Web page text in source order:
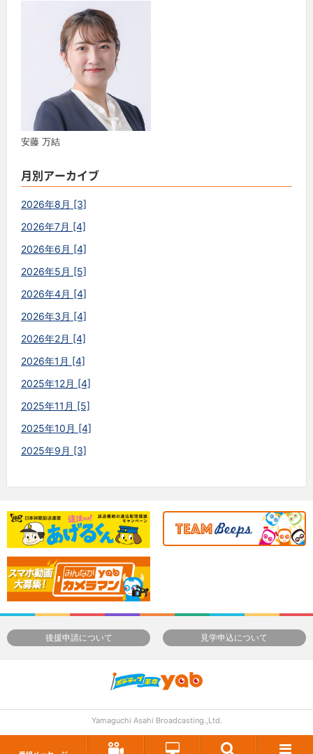
安藤 万結
月別アーカイブ
2026年8月 [3]
2026年7月 [4]
2026年6月 [4]
2026年5月 [5]
2026年4月 [4]
2026年3月 [4]
2026年2月 [4]
2026年1月 [4]
2025年12月 [4]
2025年11月 [5]
2025年10月 [4]
2025年9月 [3]
後援申請について 見学申込について
Yamaguchi Asahi Broadcasting.,Ltd.